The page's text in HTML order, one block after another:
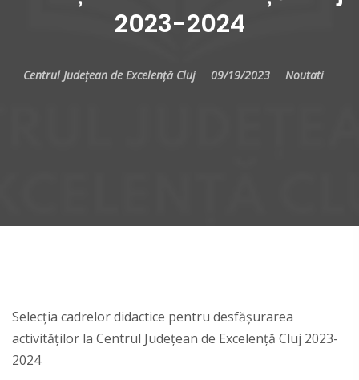
2023-2024
Centrul Județean de Excelență Cluj 09/19/2023 Noutati
Selecția cadrelor didactice pentru desfășurarea
activităților la Centrul Județean de Excelență Cluj 2023-
2024